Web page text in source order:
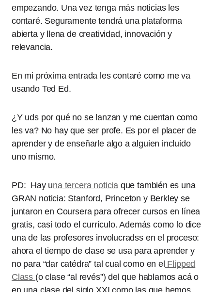
empezando. Una vez tenga más noticias les
contaré. Seguramente tendrá una plataforma
abierta y llena de creatividad, innovación y
relevancia.
En mi próxima entrada les contaré como me va
usando Ted Ed.
¿Y uds por qué no se lanzan y me cuentan como
les va? No hay que ser profe. Es por el placer de
aprender y de enseñarle algo a alguien incluido
uno mismo.
PD: Hay una tercera noticiaque también es una
GRAN noticia: Stanford, Princeton y Berkley se
juntaron en Coursera para ofrecer cursos en línea
gratis, casi todo el currículo. Además como lo dice
una de las profesores involucradss en el proceso:
ahora el tiempo de clase se usa para aprender y
no para “dar catédra” tal cual como en el Flipped
Class (o clase “al revés”) del que hablamos acá o
en una clase del siglo XXI como las que hemos